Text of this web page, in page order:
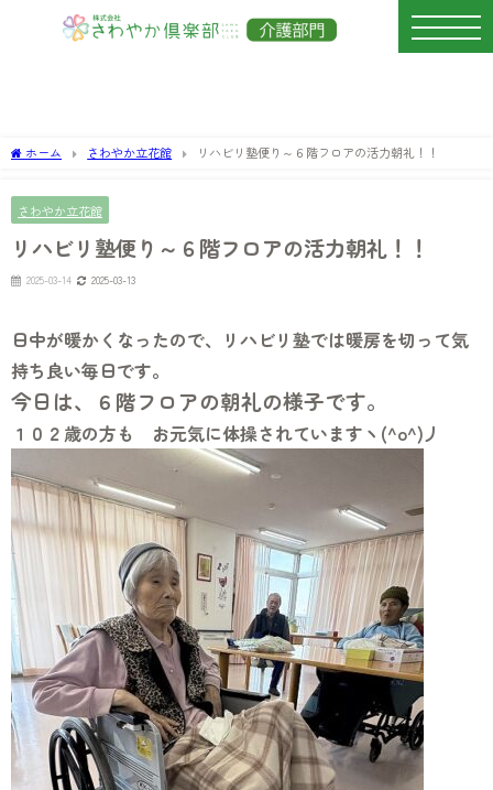
ホーム さわやか立花館 リハビリ塾便り～６階フロアの活力朝礼！！
さわやか立花館
リハビリ塾便り～６階フロアの活力朝礼！！
2025-03-14 2025-03-13
日中が暖かくなったので、リハビリ塾では暖房を切って気
持ち良い毎日です。
今日は、６階フロアの朝礼の様子です。
１０２歳の方も お元気に体操されていますヽ(^o^)丿